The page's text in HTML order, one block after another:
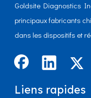
Goldsite Diagnostics
principaux fabricants
dans les dispositifs et
Liens rapides